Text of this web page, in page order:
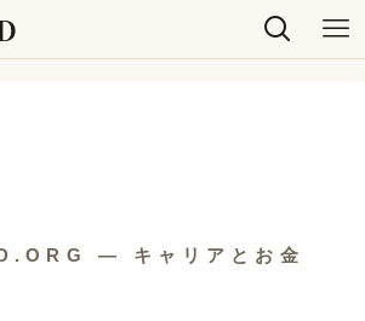
— キャリアとお金